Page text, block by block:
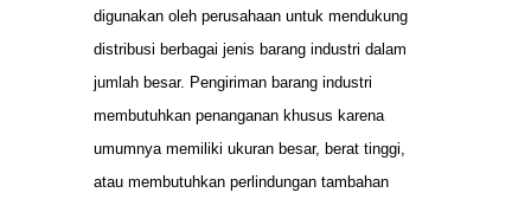
digunakan oleh perusahaan untuk mendukung
distribusi berbagai jenis barang industri dalam
jumlah besar. Pengiriman barang industri
membutuhkan penanganan khusus karena
umumnya memiliki ukuran besar, berat tinggi,
atau membutuhkan perlindungan tambahan